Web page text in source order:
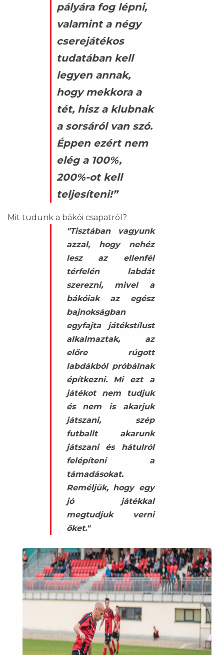
pályára fog lépni,
valamint a négy
cserejátékos
tudatában kell
legyen annak,
hogy mekkora a
tét, hisz a klubnak
a sorsáról van szó.
Éppen ezért nem
elég a 100%,
200%-ot kell
teljesíteni!”
Mit tudunk a bákói csapatról?
"Tisztában vagyunk
azzal, hogy nehéz
lesz az ellenfél
térfelén labdát
szerezni, mivel a
bákóiak az egész
bajnokságban
egyfajta játékstílust
alkalmaztak, az
előre rúgott
labdákból próbálnak
építkezni. Mi ezt a
játékot nem tudjuk
és nem is akarjuk
játszani, szép
futballt akarunk
játszani és hátulról
felépíteni a
támadásokat.
Reméljük, hogy egy
jó játékkal
megtudjuk verni
őket."